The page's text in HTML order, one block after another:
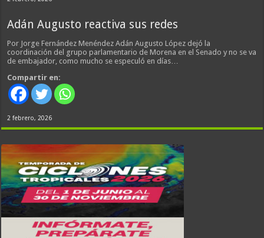
Adán Augusto reactiva sus redes
Por Jorge Fernández Menéndez Adán Augusto López dejó la
coordinación del grupo parlamentario de Morena en el Senado y no se va
de embajador, como mucho se especuló en días…
Compartir en:
2 febrero, 2026